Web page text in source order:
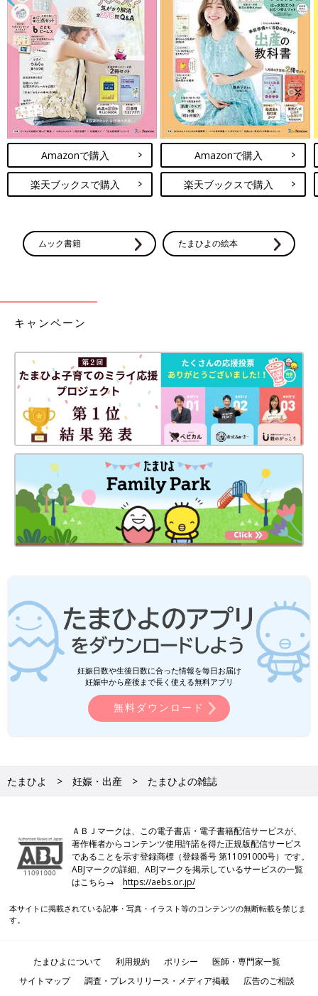
Amazonで購入
楽天ブックスで購入
Amazonで購入
楽天ブックスで購入
ムック書籍 たまひよの絵本
キャンペーン
妊娠日数や生後日数に合った情報を毎日お届け
妊娠中から産後まで長く使える無料アプリ
無料ダウンロード
たまひよ 妊娠・出産 たまひよの雑誌
ＡＢＪマークは、この電子書店・電子書籍配信サービスが、
著作権者からコンテンツ使用許諾を得た正規版配信サービス
であることを示す登録商標（登録番号 第11091000号）です。
ABJマークの詳細、ABJマークを掲示しているサービスの一覧
はこちら→https://aebs.or.jp/
本サイトに掲載されている記事・写真・イラスト等のコンテンツの無断転載を禁じま
す。
たまひよについて 利用規約 ポリシー
医師・専門家一覧
サイトマップ
調査・プレスリリース・メディア掲載
広告のご相談